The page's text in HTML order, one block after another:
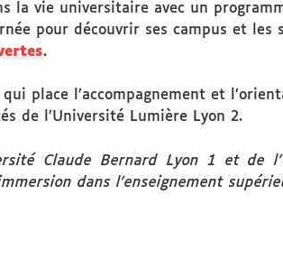
la vie universitaire avec un
pour découvrir ses campus et les
.
place l’accompagnement et
de l’Université Lumière Lyon 2.
Claude Bernard Lyon 1 et de
dans l’enseignement